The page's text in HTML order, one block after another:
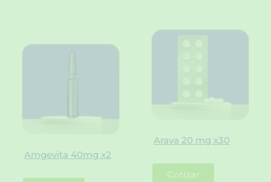
Amgevita 40mg x2
Arava 20 mg x30
Cotizar